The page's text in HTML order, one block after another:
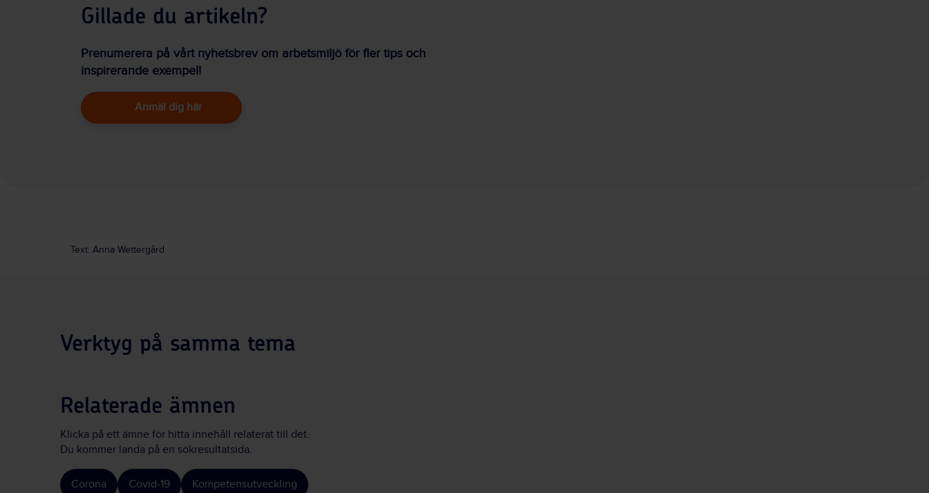
Gillade du artikeln?
Prenumerera på vårt nyhetsbrev om arbetsmiljö för fler tips och
inspirerande exempel!
Anmäl dig här
Text: Anna Wettergård
Verktyg på samma tema
Relaterade ämnen
Klicka på ett ämne för hitta innehåll relaterat till det.
Du kommer landa på en sökresultatsida.
Corona Covid-19 Kompetensutveckling